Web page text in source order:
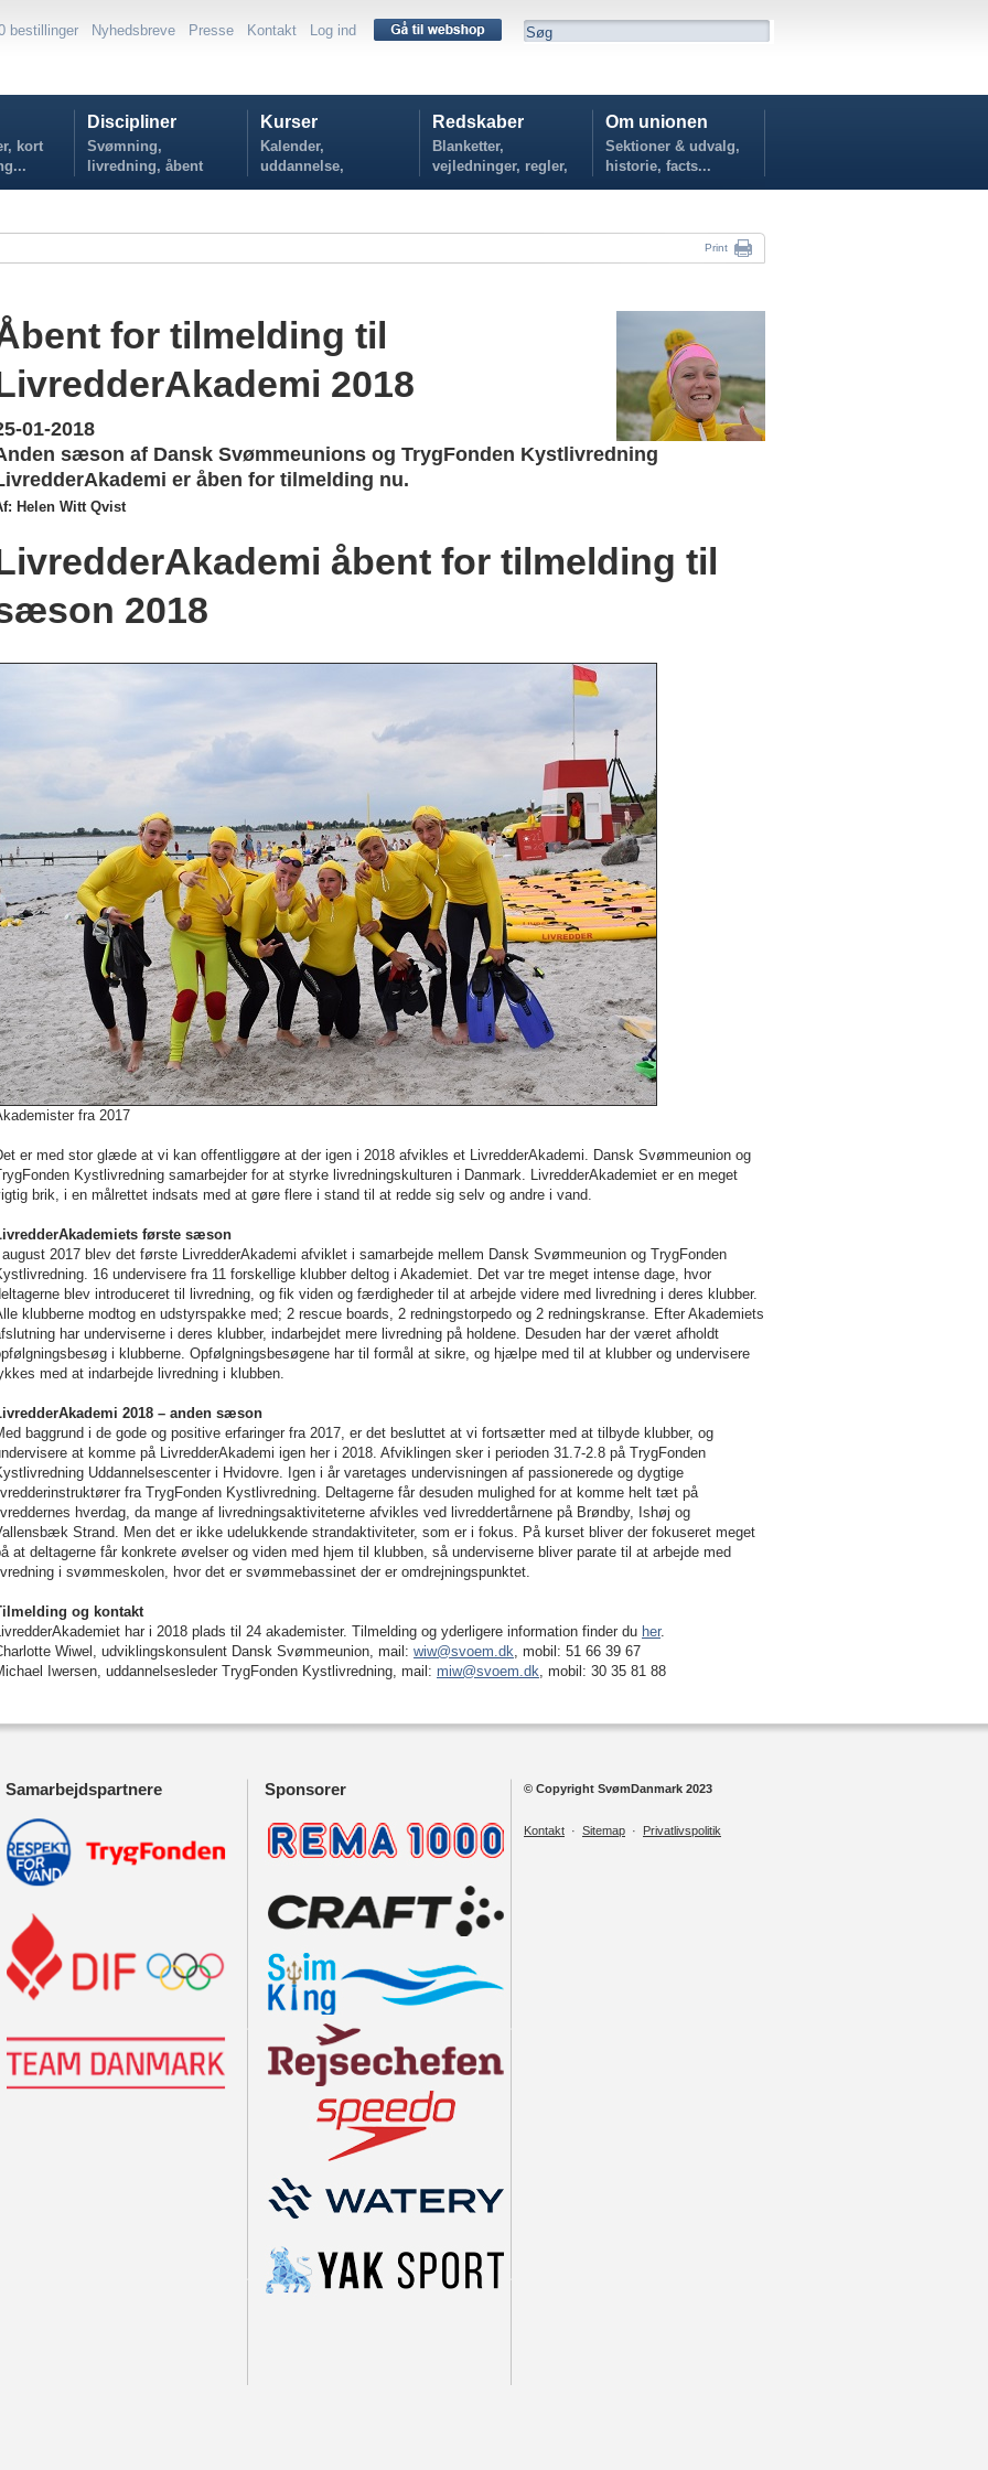
bestillinger Nyhedsbreve Presse Kontakt Log ind
kort
Discipliner
Svømning,
livredning, åbent
vand...
Kurser
Kalender,
uddannelse,
tilmelding...
Redskaber
Blanketter,
vejledninger, regler,
politikker...
Om unionen
Sektioner & udvalg,
historie, facts...
Print
for tilmelding til
2018
01-2018
sæson af Dansk Svømmeunions og TrygFonden Kystlivredning
er åben for tilmelding nu.
Helen Witt Qvist
åbent for tilmelding til
2018
fra 2017
er med stor glæde at vi kan offentliggøre at der igen i 2018 afvikles et LivredderAkademi. Dansk Svømmeunion og
Kystlivredning samarbejder for at styrke livredningskulturen i Danmark. LivredderAkademiet er en meget
brik, i en målrettet indsats med at gøre flere i stand til at redde sig selv og andre i vand.
første sæson
I august 2017 blev det første LivredderAkademi afviklet i samarbejde mellem Dansk Svømmeunion og TrygFonden
16 undervisere fra 11 forskellige klubber deltog i Akademiet. Det var tre meget intense dage, hvor
blev introduceret til livredning, og fik viden og færdigheder til at arbejde videre med livredning i deres klubber.
klubberne modtog en udstyrspakke med; 2 rescue boards, 2 redningstorpedo og 2 redningskranse. Efter Akademiets
har underviserne i deres klubber, indarbejdet mere livredning på holdene. Desuden har der været afholdt
i klubberne. Opfølgningsbesøgene har til formål at sikre, og hjælpe med til at klubber og undervisere
med at indarbejde livredning i klubben.
2018 – anden sæson
baggrund i de gode og positive erfaringer fra 2017, er det besluttet at vi fortsætter med at tilbyde klubber, og
at komme på LivredderAkademi igen her i 2018. Afviklingen sker i perioden 31.7-2.8 på TrygFonden
Uddannelsescenter i Hvidovre. Igen i år varetages undervisningen af passionerede og dygtige
fra TrygFonden Kystlivredning. Deltagerne får desuden mulighed for at komme helt tæt på
hverdag, da mange af livredningsaktiviteterne afvikles ved livreddertårnene på Brøndby, Ishøj og
Strand. Men det er ikke udelukkende strandaktiviteter, som er i fokus. På kurset bliver der fokuseret meget
at deltagerne får konkrete øvelser og viden med hjem til klubben, så underviserne bliver parate til at arbejde med
i svømmeskolen, hvor det er svømmebassinet der er omdrejningspunktet.
og kontakt
har i 2018 plads til 24 akademister. Tilmelding og yderligere information finder du her.
Wiwel, udviklingskonsulent Dansk Svømmeunion, mail: wiw@svoem.dk, mobil: 51 66 39 67
Iwersen, uddannelsesleder TrygFonden Kystlivredning, mail: miw@svoem.dk, mobil: 30 35 81 88
Samarbejdspartnere Sponsorer © Copyright SvømDanmark 2023
Kontakt · Sitemap · Privatlivspolitik